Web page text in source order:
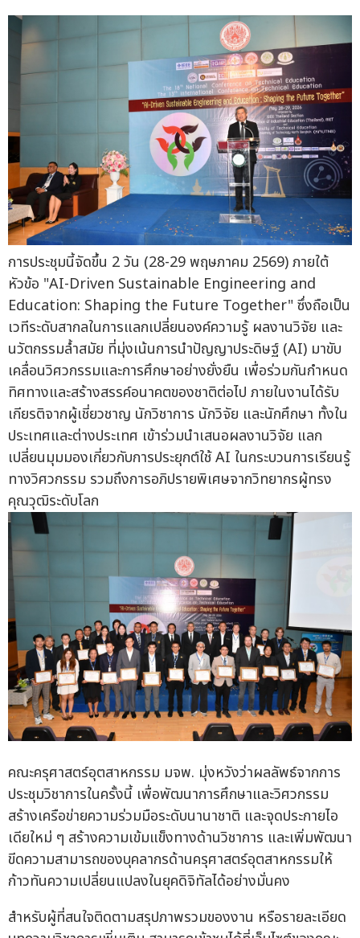
การประชุมนี้จัดขึ้น 2 วัน (28-29 พฤษภาคม 2569) ภายใต้
หัวข้อ "AI-Driven Sustainable Engineering and
Education: Shaping the Future Together" ซึ่งถือเป็น
เวทีระดับสากลในการแลกเปลี่ยนองค์ความรู้ ผลงานวิจัย และ
นวัตกรรมล้ำสมัย ที่มุ่งเน้นการนำปัญญาประดิษฐ์ (AI) มาขับ
เคลื่อนวิศวกรรมและการศึกษาอย่างยั่งยืน เพื่อร่วมกันกำหนด
ทิศทางและสร้างสรรค์อนาคตของชาติต่อไป ภายในงานได้รับ
เกียรติจากผู้เชี่ยวชาญ นักวิชาการ นักวิจัย และนักศึกษา ทั้งใน
ประเทศและต่างประเทศ เข้าร่วมนำเสนอผลงานวิจัย แลก
เปลี่ยนมุมมองเกี่ยวกับการประยุกต์ใช้ AI ในกระบวนการเรียนรู้
ทางวิศวกรรม รวมถึงการอภิปรายพิเศษจากวิทยากรผู้ทรง
คุณวุฒิระดับโลก
คณะครุศาสตร์อุตสาหกรรม มจพ. มุ่งหวังว่าผลลัพธ์จากการ
ประชุมวิชาการในครั้งนี้ เพื่อพัฒนาการศึกษาและวิศวกรรม
สร้างเครือข่ายความร่วมมือระดับนานาชาติ และจุดประกายไอ
เดียใหม่ ๆ สร้างความเข้มแข็งทางด้านวิชาการ และเพิ่มพัฒนา
ขีดความสามารถของบุคลากรด้านครุศาสตร์อุตสาหกรรมให้
ก้าวทันความเปลี่ยนแปลงในยุคดิจิทัลได้อย่างมั่นคง
สำหรับผู้ที่สนใจติดตามสรุปภาพรวมของงาน หรือรายละเอียด